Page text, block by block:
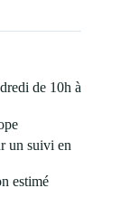
de 10h à
un suivi en
estimé